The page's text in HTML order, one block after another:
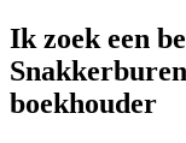
Ik zoek een
boekhouder